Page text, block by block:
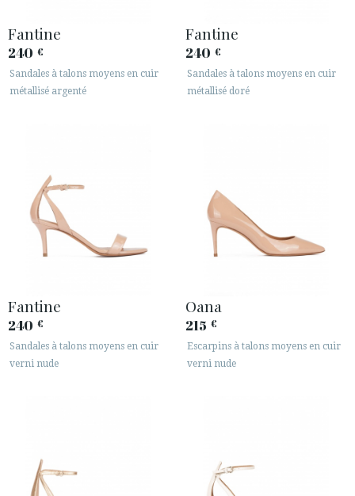
· SERVICE CLIENT
· EXPÉDITIONS
· TERMES ET CONDITIONS
· INFORMATION LÉGALE
Fantine
240 €
Sandales à talons moyens en cuir
métallisé argenté
Fantine
240 €
Sandales à talons moyens en cuir
métallisé doré
Fantine
240 €
Sandales à talons moyens en cuir
verni nude
Oana
215 €
Escarpins à talons moyens en cuir
verni nude